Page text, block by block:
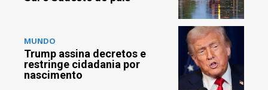
MUNDO
Trump assina decretos e
restringe cidadania por
nascimento